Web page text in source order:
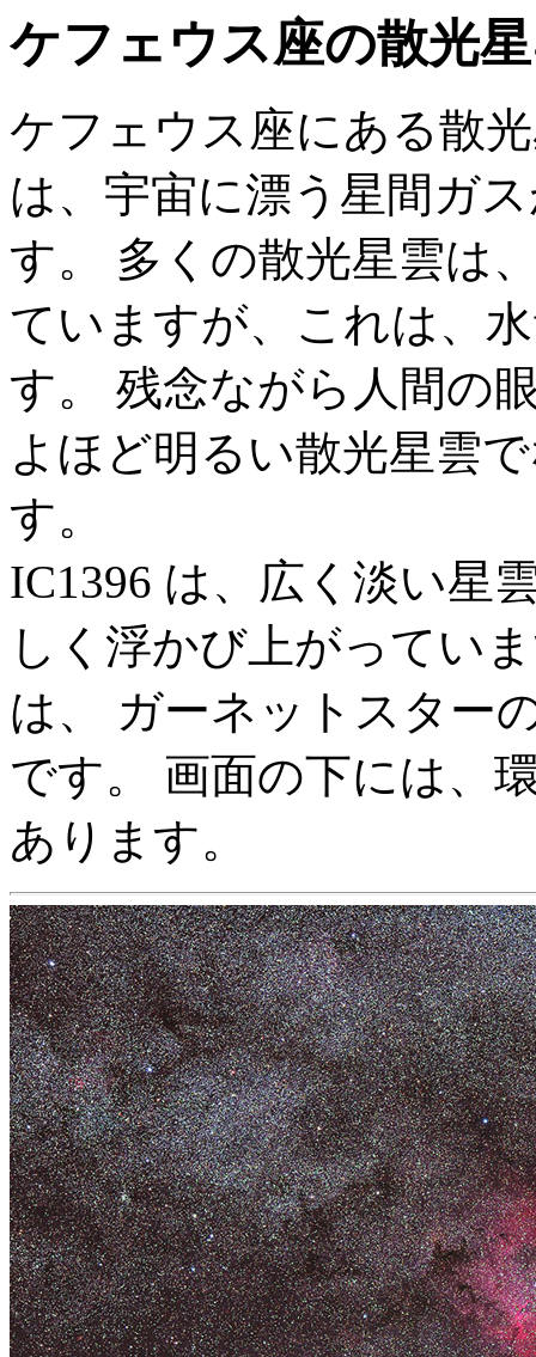
ケフェウス座の散光
ケフェウス座にある散
は、宇宙に漂う星間ガ
す。 多くの散光星雲は
ていますが、これは、
す。 残念ながら人間の
よほど明るい散光星雲
す。
IC1396 は、広く淡い星
しく浮かび上がってい
は、 ガーネットスター
です。 画面の下には、
あります。